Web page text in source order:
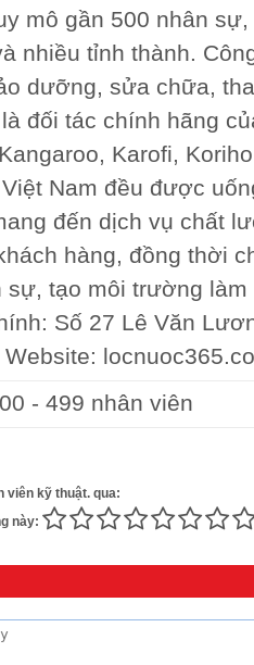
mô gần 500 nhân
nhiều tỉnh thành.
dưỡng, sửa chữa,
đối tác chính hãng
Karofi,
Nam đều được
đến dịch vụ chất
hàng, đồng thời
sự, tạo môi trường
Số 27 Lê Văn
Website:
- 499 nhân viên
viên kỹ thuật. qua:
này: